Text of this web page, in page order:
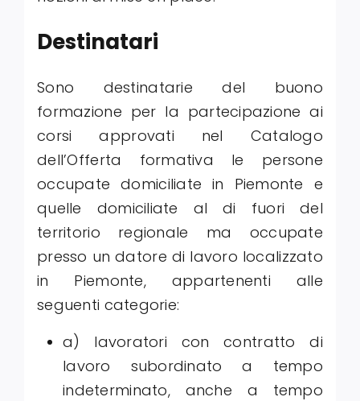
Destinatari
Sono destinatarie del buono
formazione per la partecipazione ai
corsi approvati nel Catalogo
dell’Offerta formativa le persone
occupate domiciliate in Piemonte e
quelle domiciliate al di fuori del
territorio regionale ma occupate
presso un datore di lavoro localizzato
in Piemonte, appartenenti alle
seguenti categorie:
a) lavoratori con contratto di
lavoro subordinato a tempo
indeterminato, anche a tempo